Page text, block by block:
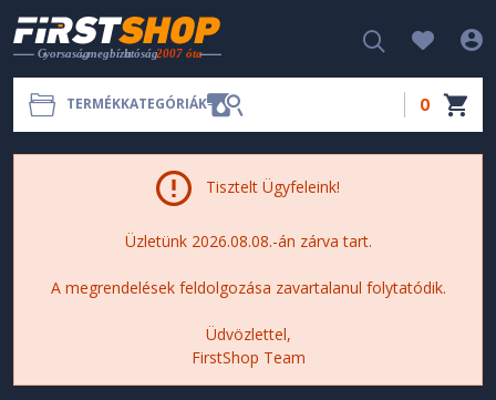
TERMÉKKATEGÓRIÁK 0
Tisztelt Ügyfeleink!
Üzletünk 2026.08.08.-án zárva tart.
A megrendelések feldolgozása zavartalanul folytatódik.
Üdvözlettel,
FirstShop Team